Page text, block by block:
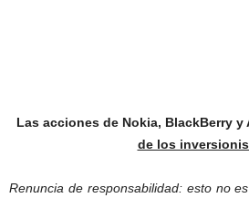
Las acciones de Nokia, BlackBerry y
de los
Renuncia de responsabilidad: esto no